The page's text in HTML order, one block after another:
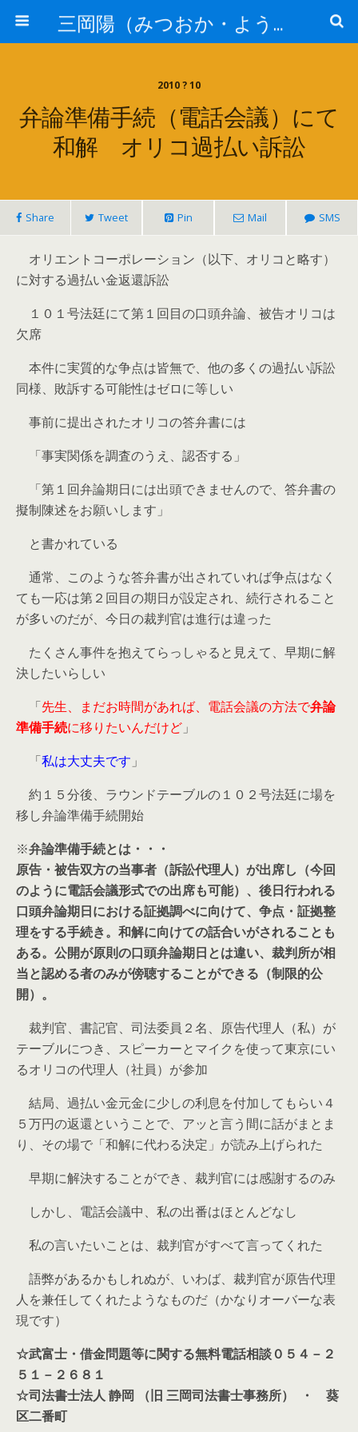
三岡陽（みつおか・よう）司法書士の骨【司法書士法人静岡】
2010 ? 10
弁論準備手続（電話会議）にて
和解 オリコ過払い訴訟
Share Tweet Pin Mail SMS
オリエントコーポレーション（以下、オリコと略す）
に対する過払い金返還訴訟
１０１号法廷にて第１回目の口頭弁論、被告オリコは
欠席
本件に実質的な争点は皆無で、他の多くの過払い訴訟
同様、敗訴する可能性はゼロに等しい
事前に提出されたオリコの答弁書には
「事実関係を調査のうえ、認否する」
「第１回弁論期日には出頭できませんので、答弁書の
擬制陳述をお願いします」
と書かれている
通常、このような答弁書が出されていれば争点はなく
ても一応は第２回目の期日が設定され、続行されること
が多いのだが、今日の裁判官は進行は違った
たくさん事件を抱えてらっしゃると見えて、早期に解
決したいらしい
「先生、まだお時間があれば、電話会議の方法で弁論
準備手続に移りたいんだけど 」
「私は大丈夫です 」
約１５分後、ラウンドテーブルの１０２号法廷に場を
移し弁論準備手続開始
※弁論準備手続とは・・・
原告・被告双方の当事者（訴訟代理人）が出席し（今回
のように電話会議形式での出席も可能）、後日行われる
口頭弁論期日における証拠調べに向けて、争点・証拠整
理をする手続き。和解に向けての話合いがされることも
ある。公開が原則の口頭弁論期日とは違い、裁判所が相
当と認める者のみが傍聴することができる（制限的公
開）。
裁判官、書記官、司法委員２名、原告代理人（私）が
テーブルにつき、スピーカーとマイクを使って東京にい
るオリコの代理人（社員）が参加
結局、過払い金元金に少しの利息を付加してもらい４
５万円の返還ということで、アッと言う間に話がまとま
り、その場で「和解に代わる決定」が読み上げられた
早期に解決することができ、裁判官には感謝するのみ
しかし、電話会議中、私の出番はほとんどなし
私の言いたいことは、裁判官がすべて言ってくれた
語弊があるかもしれぬが、いわば、裁判官が原告代理
人を兼任してくれたようなものだ（かなりオーバーな表
現です）
☆武富士・借金問題等に関する無料電話相談０５４－２
５１－２６８１
☆司法書士法人 静岡 （旧 三岡司法書士事務所） ・ 葵
区二番町